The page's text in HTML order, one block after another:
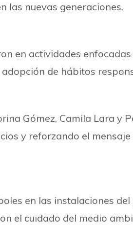
las nuevas generaciones.
en actividades
de hábitos
Gómez, Camila Lara y
y reforzando el
en las instalaciones
el cuidado del medio